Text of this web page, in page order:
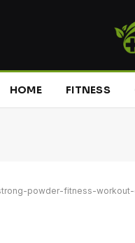
HOME FITNESS
powder-fitness-